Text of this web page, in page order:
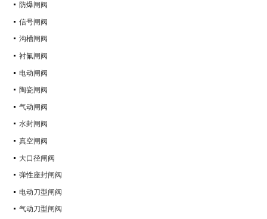
防爆闸阀
信号闸阀
沟槽闸阀
衬氟闸阀
电动闸阀
陶瓷闸阀
气动闸阀
水封闸阀
真空闸阀
大口径闸阀
弹性座封闸阀
电动刀型闸阀
气动刀型闸阀